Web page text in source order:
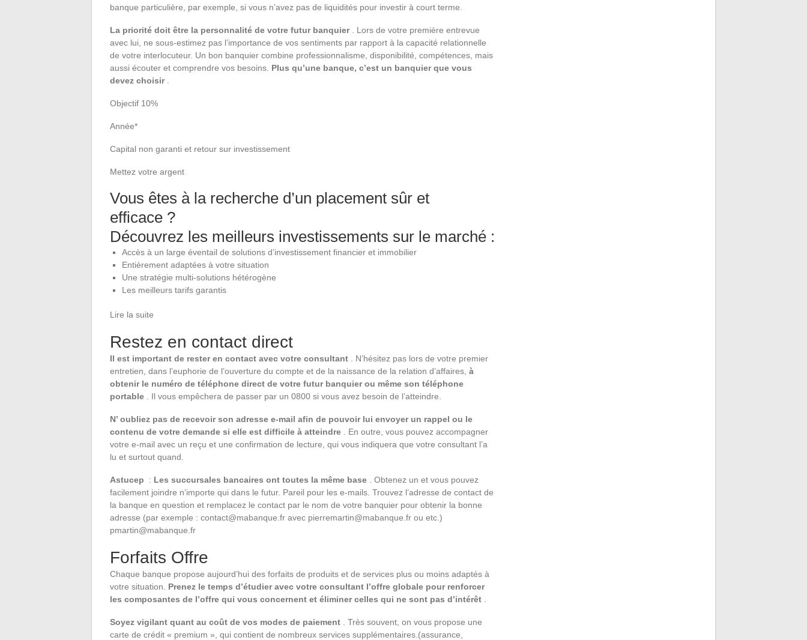
banque particulière, par exemple, si vous n’avez pas de liquidités pour investir à court terme.
La priorité doit être la personnalité de votre futur banquier
. Lors de votre première entrevue
avec lui, ne sous-estimez pas l’importance de vos sentiments par rapport à la capacité relationnelle
de votre interlocuteur. Un bon banquier combine professionnalisme, disponibilité, compétences, mais
aussi écouter et comprendre vos besoins. Plus qu’une banque, c’est un banquier que vous
devez choisir
Objectif 10%
Année*
Capital non garanti et retour sur investissement
Mettez votre argent
Vous êtes à la recherche d’un placement sûr et
efficace ?
Découvrez les meilleurs investissements sur le marché :
Accès à un large éventail de solutions d’investissement financier et immobilier
Entièrement adaptées à votre situation
Une stratégie multi-solutions hétérogène
Les meilleurs tarifs garantis
Lire la suite
Restez en contact direct
Il est important de rester en contact avec votre consultant
. N’hésitez pas lors de votre premier
entretien, dans l’euphorie de l’ouverture du compte et de la naissance de la relation d’affaires, à
obtenir le numéro de téléphone direct de votre futur banquier ou même son téléphone
portable
. Il vous empêchera de passer par un 0800 si vous avez besoin de l’atteindre.
N’ oubliez pas de recevoir son adresse e-mail afin de pouvoir lui envoyer un rappel ou le
contenu de votre demande si elle est difficile à atteindre
. En outre, vous pouvez accompagner
votre e-mail avec un reçu et une confirmation de lecture, qui vous indiquera que votre consultant l’a
lu et surtout quand.
Astucep : Les succursales bancaires ont toutes la même base
. Obtenez un et vous pouvez
facilement joindre n’importe qui dans le futur. Pareil pour les e-mails. Trouvez l’adresse de contact de
la banque en question et remplacez le contact par le nom de votre banquier pour obtenir la bonne
adresse (par exemple : contact@mabanque.fr avec pierremartin@mabanque.fr ou etc.)
pmartin@mabanque.fr
Forfaits Offre
Chaque banque propose aujourd’hui des forfaits de produits et de services plus ou moins adaptés à
votre situation. Prenez le temps d’étudier avec votre consultant l’offre globale pour renforcer
les composantes de l’offre qui vous concernent et éliminer celles qui ne sont pas d’intérêt
Soyez vigilant quant au coût de vos modes de paiement
. Très souvent, on vous propose une
carte de crédit « premium », qui contient de nombreux services supplémentaires.(assurance,